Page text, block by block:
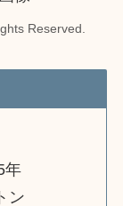
Reserved.
年
ン